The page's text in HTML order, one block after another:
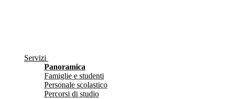
Servizi
Panoramica
Famiglie e studenti
Personale scolastico
Percorsi di studio